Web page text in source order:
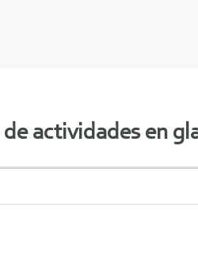
actividades en